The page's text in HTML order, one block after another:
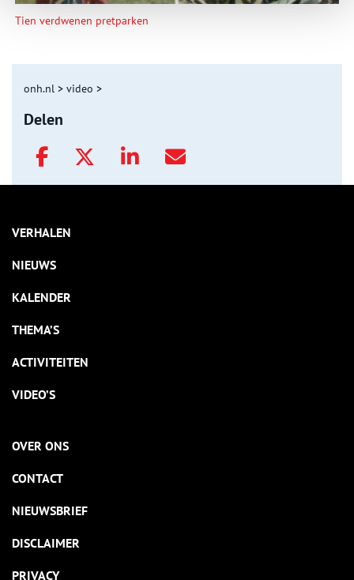
Tien verdwenen pretparken
onh.nl > video >
Delen
VERHALEN
NIEUWS
KALENDER
THEMA’S
ACTIVITEITEN
VIDEO’S
OVER ONS
CONTACT
NIEUWSBRIEF
DISCLAIMER
PRIVACY